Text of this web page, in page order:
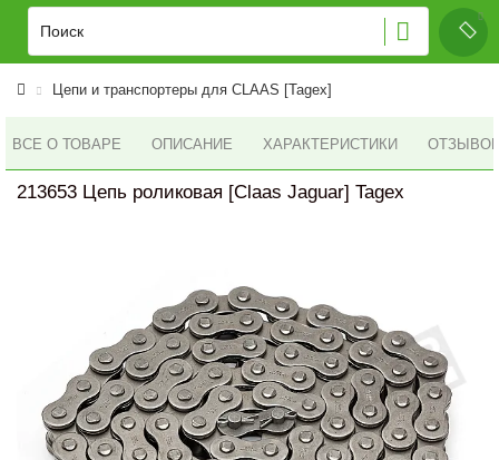
Цепи и транспортеры для CLAAS [Tagex]
ВСЕ О ТОВАРЕ ОПИСАНИЕ ХАРАКТЕРИСТИКИ ОТЗЫВОВ
213653 Цепь роликовая [Claas Jaguar] Tagex